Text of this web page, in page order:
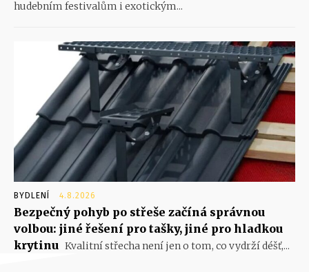
hudebním festivalům i exotickým...
BYDLENÍ 4.8.2026
Bezpečný pohyb po střeše začíná správnou
volbou: jiné řešení pro tašky, jiné pro hladkou
krytinu Kvalitní střecha není jen o tom, co vydrží déšť,...